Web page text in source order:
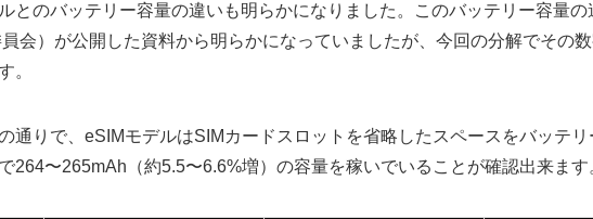
とのバッテリー容量の違いも明らかになりました。このバッテリー容量
会）が公開した資料から明らかになっていましたが、今回の分解でその
。
通りで、eSIMモデルはSIMカードスロットを省略したスペースをバッテリ
264〜265mAh（約5.5〜6.6%増）の容量を稼いでいることが確認出来ます